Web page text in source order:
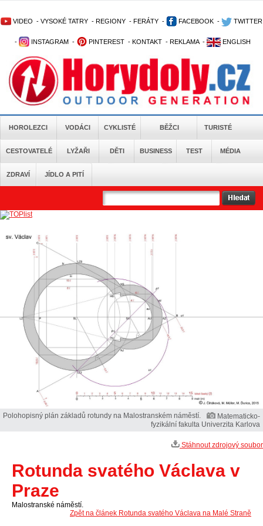
VIDEO - VYSOKÉ TATRY - REGIONY - FERÁTY - FACEBOOK - TWITTER
- INSTAGRAM - PINTEREST - KONTAKT - REKLAMA - ENGLISH
HOROLEZCI VODÁCI CYKLISTÉ BĚŽCI TURISTÉ
CESTOVATELÉ LYŽAŘI DĚTI BUSINESS TEST MÉDIA
ZDRAVÍ JÍDLO A PITÍ
Polohopisný plán základů rotundy na Malostranském náměstí.
Matematicko-
fyzikální fakulta Univerzita Karlova
Stáhnout zdrojový soubor
Rotunda svatého Václava v
Praze
Malostranské náměstí.
Zpět na článek Rotunda svatého Václava na Malé Straně